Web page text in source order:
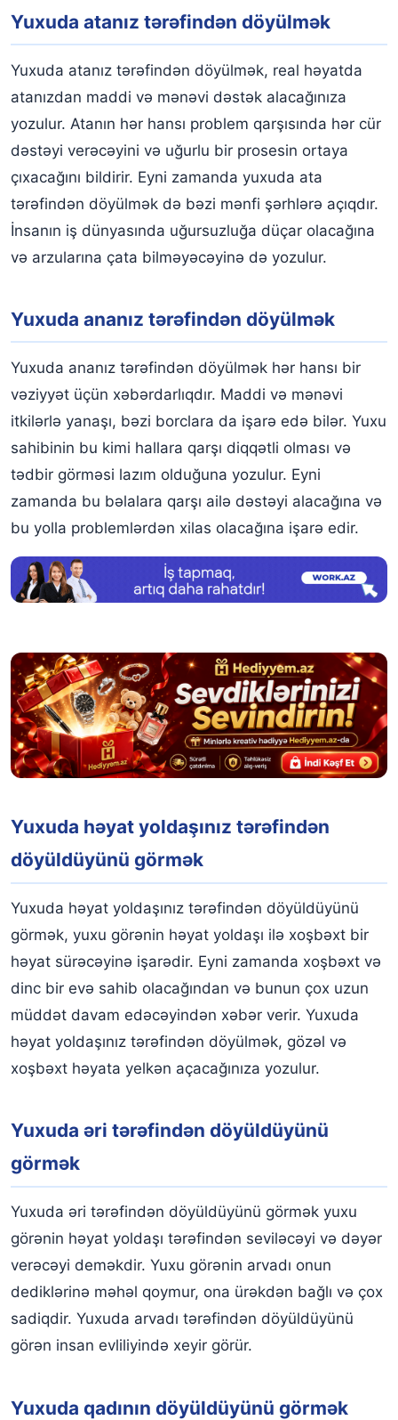
Yuxuda atanız tərəfindən döyülmək
Yuxuda atanız tərəfindən döyülmək, real həyatda
atanızdan maddi və mənəvi dəstək alacağınıza
yozulur. Atanın hər hansı problem qarşısında hər cür
dəstəyi verəcəyini və uğurlu bir prosesin ortaya
çıxacağını bildirir. Eyni zamanda yuxuda ata
tərəfindən döyülmək də bəzi mənfi şərhlərə açıqdır.
İnsanın iş dünyasında uğursuzluğa düçar olacağına
və arzularına çata bilməyəcəyinə də yozulur.
Yuxuda ananız tərəfindən döyülmək
Yuxuda ananız tərəfindən döyülmək hər hansı bir
vəziyyət üçün xəbərdarlıqdır. Maddi və mənəvi
itkilərlə yanaşı, bəzi borclara da işarə edə bilər. Yuxu
sahibinin bu kimi hallara qarşı diqqətli olması və
tədbir görməsi lazım olduğuna yozulur. Eyni
zamanda bu bəlalara qarşı ailə dəstəyi alacağına və
bu yolla problemlərdən xilas olacağına işarə edir.
Yuxuda həyat yoldaşınız tərəfindən
döyüldüyünü görmək
Yuxuda həyat yoldaşınız tərəfindən döyüldüyünü
görmək, yuxu görənin həyat yoldaşı ilə xoşbəxt bir
həyat sürəcəyinə işarədir. Eyni zamanda xoşbəxt və
dinc bir evə sahib olacağından və bunun çox uzun
müddət davam edəcəyindən xəbər verir. Yuxuda
həyat yoldaşınız tərəfindən döyülmək, gözəl və
xoşbəxt həyata yelkən açacağınıza yozulur.
Yuxuda əri tərəfindən döyüldüyünü
görmək
Yuxuda əri tərəfindən döyüldüyünü görmək yuxu
görənin həyat yoldaşı tərəfindən seviləcəyi və dəyər
verəcəyi deməkdir. Yuxu görənin arvadı onun
dediklərinə məhəl qoymur, ona ürəkdən bağlı və çox
sadiqdir. Yuxuda arvadı tərəfindən döyüldüyünü
görən insan evliliyində xeyir görür.
Yuxuda qadının döyüldüyünü görmək